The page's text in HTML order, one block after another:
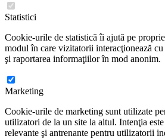
Statistici
Cookie-urile de statistică îi ajută pe
modul în care vizitatorii interacţionează
şi raportarea informaţiilor în mod anonim.
Marketing
Cookie-urile de marketing sunt utilizate
utilizatori de la un site la altul. Intenţia
relevante şi antrenante pentru utilizatorii